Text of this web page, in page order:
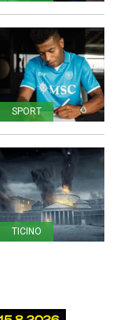
SPORT
TICINO